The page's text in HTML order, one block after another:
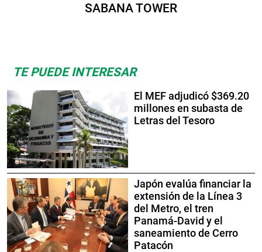
SABANA TOWER
TE PUEDE INTERESAR
El MEF adjudicó $369.20
millones en subasta de
Letras del Tesoro
Japón evalúa financiar la
extensión de la Línea 3
del Metro, el tren
Panamá-David y el
saneamiento de Cerro
Patacón